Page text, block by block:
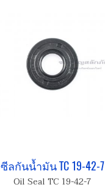
ซีลกันน้ำมัน TC 19-42-7
Oil Seal TC 19-42-7